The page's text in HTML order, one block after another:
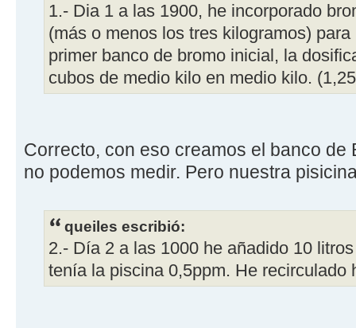
1.- Dia 1 a las 1900, he incorporado
(más o menos los tres kilogramos)
primer banco de bromo inicial, la
cubos de medio kilo en medio kilo.
Correcto, con eso creamos el banco de
no podemos medir. Pero nuestra
queiles escribió:
2.- Día 2 a las 1000 he añadido 10
tenía la piscina 0,5ppm. He recirculado